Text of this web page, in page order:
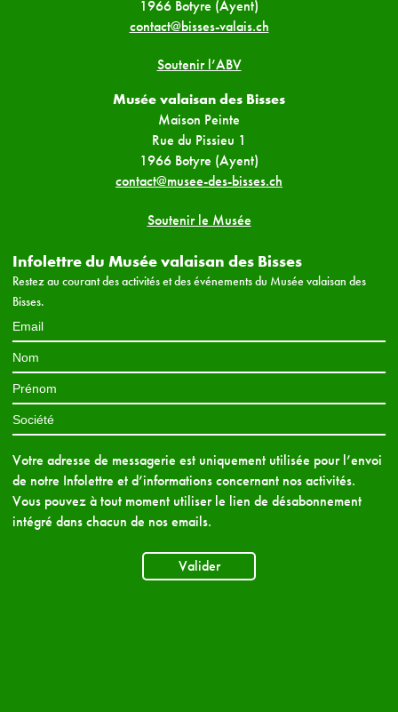
1966 Botyre (Ayent)
contact@bisses-valais.ch
Soutenir l’ABV
Musée valaisan des Bisses
Maison Peinte
Rue du Pissieu 1
1966 Botyre (Ayent)
contact@musee-des-bisses.ch
Soutenir le Musée
Infolettre du Musée valaisan des Bisses
Restez au courant des activités et des événements du Musée valaisan des
Bisses.
Votre adresse de messagerie est uniquement utilisée pour l’envoi
de notre Infolettre et d’informations concernant nos activités.
Vous pouvez à tout moment utiliser le lien de désabonnement
intégré dans chacun de nos emails.